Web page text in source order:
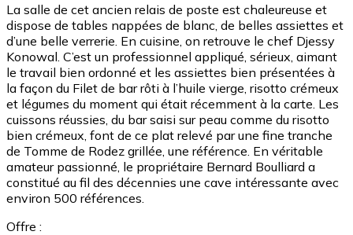
La salle de cet ancien relais de poste est chaleureuse et
dispose de tables nappées de blanc, de belles assiettes et
d’une belle verrerie. En cuisine, on retrouve le chef Djessy
Konowal. C’est un professionnel appliqué, sérieux, aimant
le travail bien ordonné et les assiettes bien présentées à
la façon du Filet de bar rôti à l’huile vierge, risotto crémeux
et légumes du moment qui était récemment à la carte. Les
cuissons réussies, du bar saisi sur peau comme du risotto
bien crémeux, font de ce plat relevé par une fine tranche
de Tomme de Rodez grillée, une référence. En véritable
amateur passionné, le propriétaire Bernard Boulliard a
constitué au fil des décennies une cave intéressante avec
environ 500 références.
Offre :